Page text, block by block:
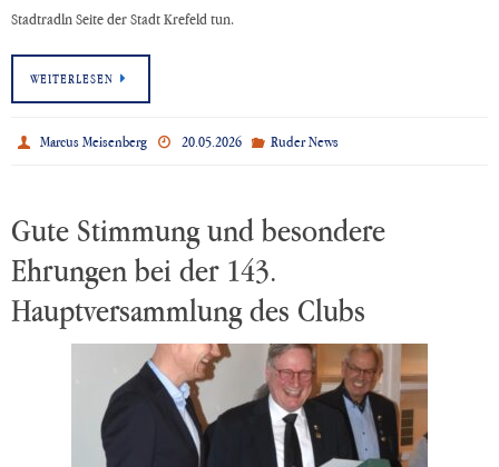
Stadtradln Seite der Stadt Krefeld tun.
WEITERLESEN
Marcus Meisenberg 20.05.2026 Ruder News
Gute Stimmung und besondere
Ehrungen bei der 143.
Hauptversammlung des Clubs